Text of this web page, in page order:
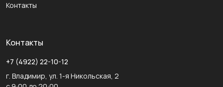
Контакты
Контакты
+7 (4922) 22-10-12
г. Владимир, ул. 1-я Никольская, 2